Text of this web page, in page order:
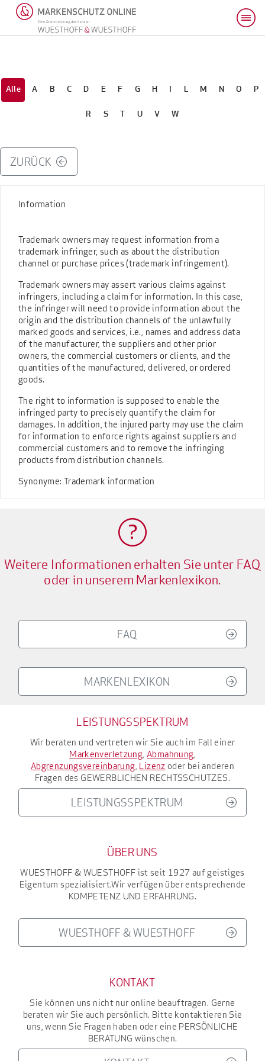
Alle A B C D E F G H I L M N O P
R S T U V W
ZURÜCK
Information
Trademark owners may request information from a
trademark infringer, such as about the distribution
channel or purchase prices (trademark infringement).
Trademark owners may assert various claims against
infringers, including a claim for information. In this case,
the infringer will need to provide information about the
origin and the distribution channels of the unlawfully
marked goods and services, i.e., names and address data
of the manufacturer, the suppliers and other prior
owners, the commercial customers or clients, and the
quantities of the manufactured, delivered, or ordered
goods.
The right to information is supposed to enable the
infringed party to precisely quantify the claim for
damages. In addition, the injured party may use the claim
for information to enforce rights against suppliers and
commercial customers and to remove the infringing
products from distribution channels.
Synonyme: Trademark information
Weitere Informationen erhalten Sie unter FAQ
oder in unserem Markenlexikon.
FAQ
MARKENLEXIKON
LEISTUNGSSPEKTRUM
Wir beraten und vertreten wir Sie auch im Fall einer
Markenverletzung,Abmahnung,
Abgrenzungsvereinbarung, Lizenz oder bei anderen
Fragen des GEWERBLICHEN RECHTSSCHUTZES.
LEISTUNGSSPEKTRUM
ÜBER UNS
WUESTHOFF & WUESTHOFF ist seit 1927 auf geistiges
Eigentum spezialisiert.Wir verfügen über entsprechende
KOMPETENZ UND ERFAHRUNG.
WUESTHOFF & WUESTHOFF
KONTAKT
Sie können uns nicht nur online beauftragen. Gerne
beraten wir Sie auch persönlich. Bitte kontaktieren Sie
uns, wenn Sie Fragen haben oder eine PERSÖNLICHE
BERATUNG wünschen.